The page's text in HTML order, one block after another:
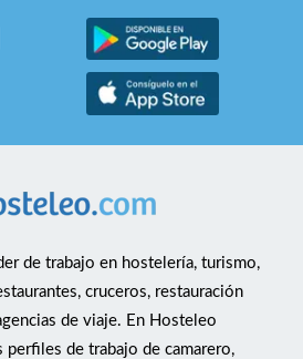
de trabajo en hostelería, turismo,
cruceros, restauración
de viaje. En Hosteleo
de trabajo de camarero,